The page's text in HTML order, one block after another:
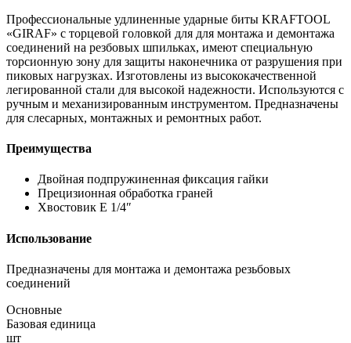
Профессиональные удлиненные ударные биты KRAFTOOL
«GIRAF» с торцевой головкой для для монтажа и демонтажа
соединений на резбовых шпильках, имеют специальную
торсионную зону для защиты наконечника от разрушения при
пиковых нагрузках. Изготовлены из высококачественной
легированной стали для высокой надежности. Используются с
ручным и механизированным инструментом. Предназначены
для слесарных, монтажных и ремонтных работ.
Преимущества
Двойная подпружиненная фиксация гайки
Прецизионная обработка граней
Хвостовик E 1/4″
Использование
Предназначены для монтажа и демонтажа резьбовых
соединений
Основные
Базовая единица
шт